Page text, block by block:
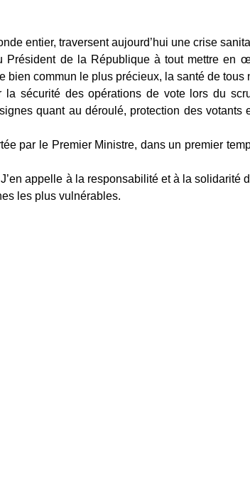
entier, traversent aujourd’hui une crise
Président de la République à tout mettre en
commun le plus précieux, la santé de tous
sécurité des opérations de vote lors du
quant au déroulé, protection des votants
par le Premier Ministre, dans un premier
appelle à la responsabilité et à la solidarité
les plus vulnérables.